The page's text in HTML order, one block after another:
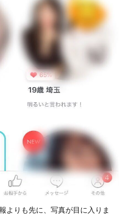
よりも先に、写真が目に入りま